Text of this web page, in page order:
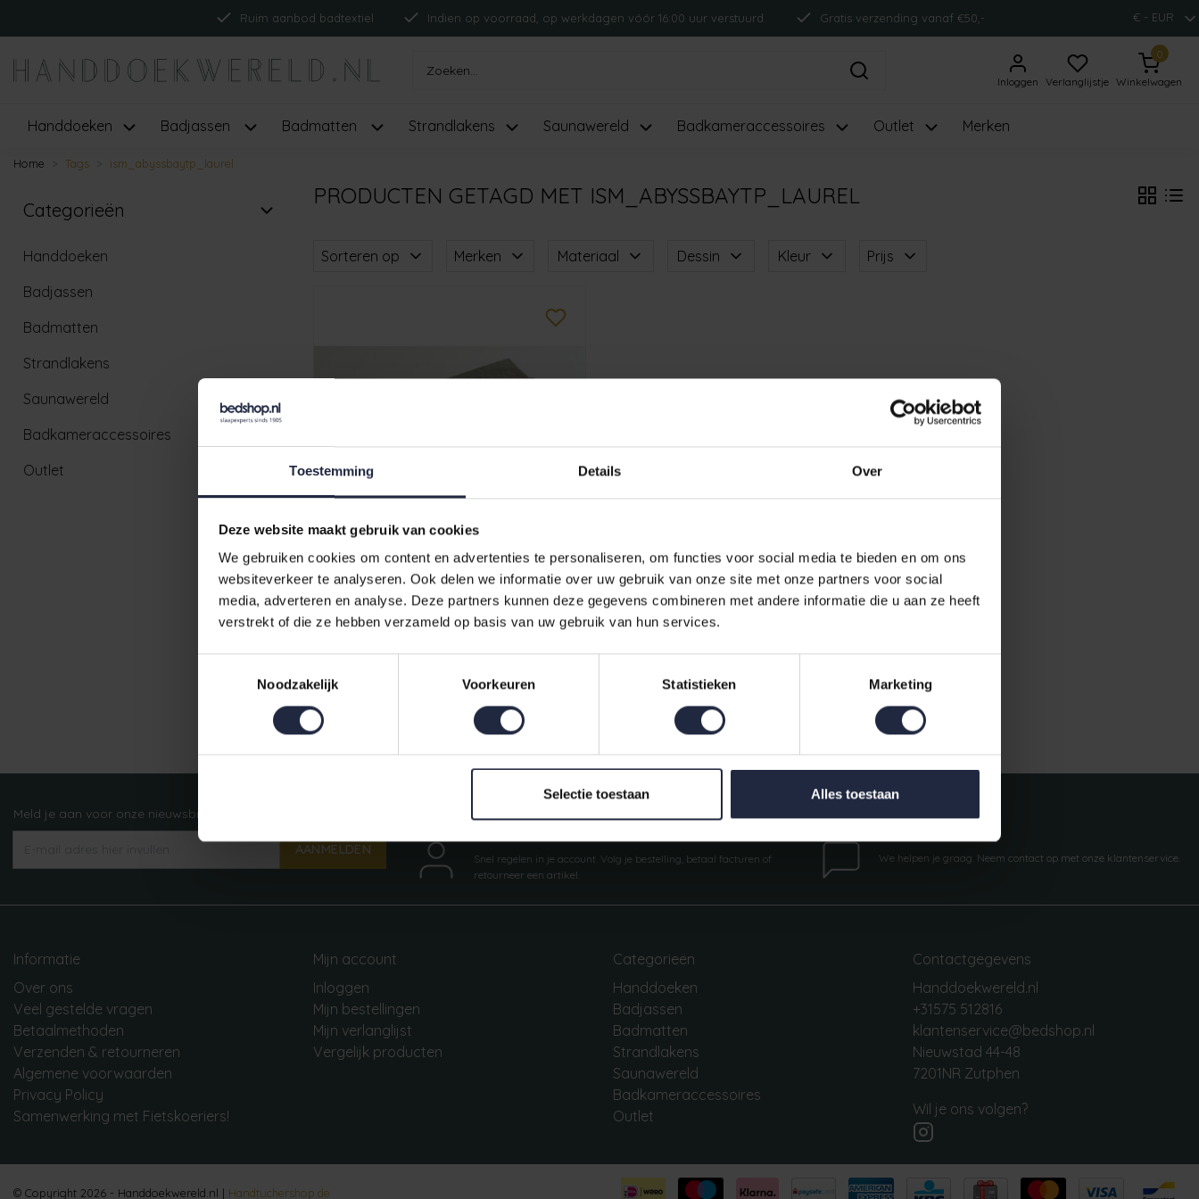
Toestemming Details Over
Deze website maakt gebruik van cookies
We gebruiken cookies om content en advertenties te personaliseren, om functies voor social media te bieden en om ons
websiteverkeer te analyseren. Ook delen we informatie over uw gebruik van onze site met onze partners voor social
media, adverteren en analyse. Deze partners kunnen deze gegevens combineren met andere informatie die u aan ze heeft
verstrekt of die ze hebben verzameld op basis van uw gebruik van hun services.
Noodzakelijk
Voorkeuren Statistieken Marketing
Selectie toestaan Alles toestaan
Ruim aanbod badtextiel Indien op voorraad, op werkdagen vóór 16:00 uur verstuurd. Gratis verzending vanaf €50,- € - EUR
Inloggen Verlanglijstje
0
Winkelwagen
Handdoeken Badjassen Badmatten Strandlakens Saunawereld Badkameraccessoires Outlet Merken
Home Tags ism_abyssbaytp_laurel
Categorieën
Handdoeken
Badjassen
Badmatten
Strandlakens
Saunawereld
Badkameraccessoires
Outlet
PRODUCTEN GETAGD MET ISM_ABYSSBAYTP_LAUREL
Sorteren op Merken Materiaal Dessin Kleur Prijs
Abyss & Habidecor Bay Tp 60x100
277 Laurel
Ruim aanbod badtextiel Indien op voorraad, op werkdagen vóór 16:00 uur verstuurd. Gratis verzending vanaf €50,-
Meld je aan voor onze nieuwsbrief!
AANMELDEN
Mijn account
Snel regelen in je account. Volg je bestelling, betaal facturen of
retourneer een artikel.
Vragen?
We helpen je graag. Neem contact op met onze klantenservice.
Informatie
Over ons
Veel gestelde vragen
Betaalmethoden
Verzenden & retourneren
Algemene voorwaarden
Privacy Policy
Samenwerking met Fietskoeriers!
Mijn account
Inloggen
Mijn bestellingen
Mijn verlanglijst
Vergelijk producten
Categorieën
Handdoeken
Badjassen
Badmatten
Strandlakens
Saunawereld
Badkameraccessoires
Outlet
Contactgegevens
Handdoekwereld.nl
+31575 512816
klantenservice@bedshop.nl
Nieuwstad 44-48
7201NR Zutphen
Wil je ons volgen?
© Copyright 2026 - Handdoekwereld.nl | Handtuchershop.de